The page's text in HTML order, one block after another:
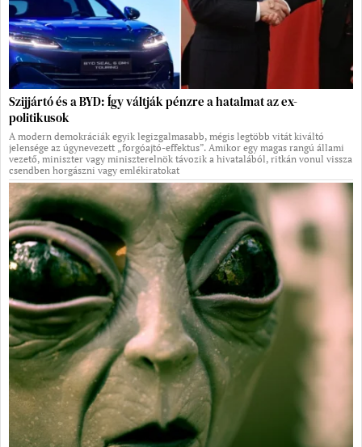
Szijjártó és a BYD: Így váltják pénzre a hatalmat az ex-
politikusok
A modern demokráciák egyik legizgalmasabb, mégis legtöbb vitát kiváltó
jelensége az úgynevezett „forgóajtó-effektus”. Amikor egy magas rangú állami
vezető, miniszter vagy miniszterelnök távozik a hivatalából, ritkán vonul vissza
csendben horgászni vagy emlékiratokat